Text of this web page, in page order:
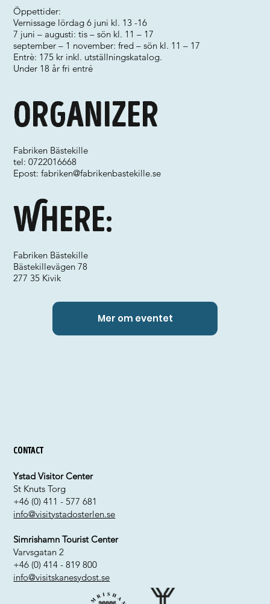
Where:
Organizer
Fabriken Bästekille
tel: 0722016668
Epost:fabriken@fabrikenbastekille.se
Fabriken Bästekille
Bästekillevägen 78
277 35 Kivik
Öppettider:
Vernissage lördag 6 juni kl. 13 -16
7 juni – augusti: tis – sön kl. 11 – 17
september – 1 november: fred – sön kl. 11 – 17
Entrè: 175 kr inkl. utställningskatalog.
Under 18 år fri entré
Mer om eventet
Contact
Ystad Visitor Center
St Knuts Torg
+46 (0) 411 - 577 681
info@visitystadosterlen.se
Simrishamn Tourist Center
Varvsgatan 2
+46 (0) 414 - 819 800
info@visitskanesydost.se